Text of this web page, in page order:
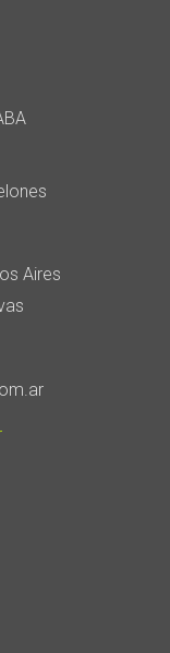
Aires